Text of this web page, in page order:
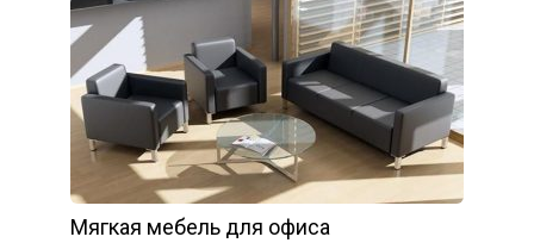
Мягкая мебель для офиса